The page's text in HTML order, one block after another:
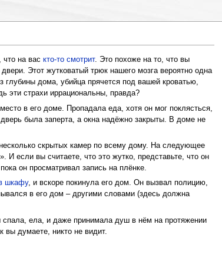
на вас кто-то смотрит. Это похоже на то, что вы
Этот жутковатый трюк нашего мозга вероятно одна
глубины дома, убийца прячется под вашей кроватью,
эти страхи иррациональны, правда?
в его доме. Пропадала еда, хотя он мог поклясться,
была заперта, а окна надёжно закрыты. В доме не
скрытых камер по всему дому. На следующее
И если вы считаете, что это жутко, представьте, что он
он просматривал запись на плёнке.
шкафу, и вскоре покинула его дом. Он вызвал полицию,
в его дом – другими словами (здесь должна
ела, и даже принимала душ в нём на протяжении
думаете, никто не видит.